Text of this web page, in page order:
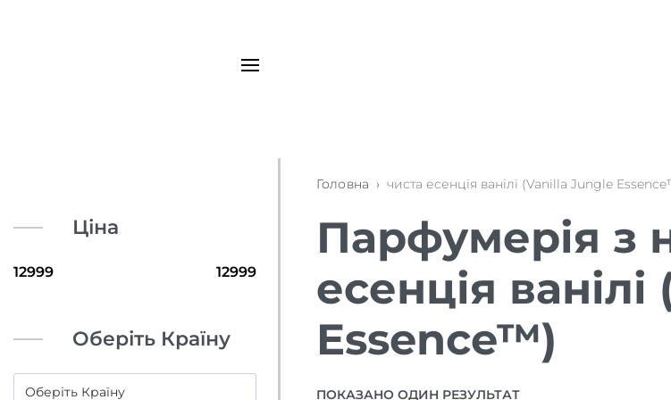
Ціна
Оберіть Країну
Головна › чиста есенція ванілі (Vanilla Jungle
Парфумерія з
есенція
Essence™)
ПОКАЗАНО ОДИН РЕЗУЛЬТАТ